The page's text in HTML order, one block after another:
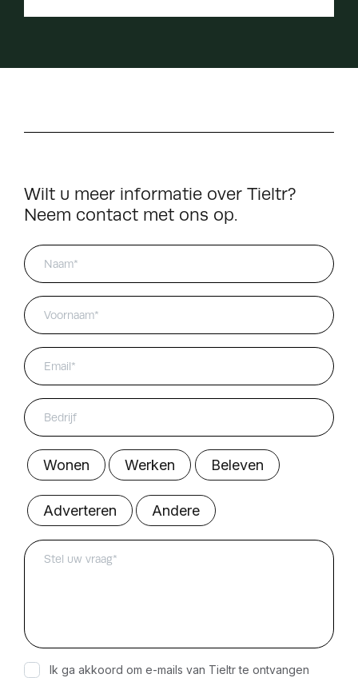
Wilt u meer informatie over Tieltr?
Neem contact met ons op.
Naam*
Voornaam*
Email*
Wonen Werken Beleven
Adverteren Andere
Vraag
e-mails ontvangen?
Ik ga akkoord om e-mails van Tieltr te ontvangen